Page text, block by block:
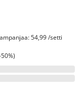
54,99 /setti